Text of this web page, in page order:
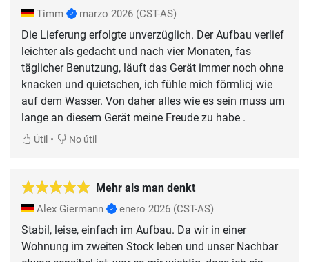
Timm marzo 2026 (CST-AS)
Die Lieferung erfolgte unverzüglich. Der Aufbau verlief
leichter als gedacht und nach vier Monaten, fas
täglicher Benutzung, läuft das Gerät immer noch ohne
knacken und quietschen, ich fühle mich förmlicj wie
auf dem Wasser. Von daher alles wie es sein muss um
lange an diesem Gerät meine Freude zu habe .
Útil • No útil
Mehr als man denkt
Alex Giermann enero 2026 (CST-AS)
Stabil, leise, einfach im Aufbau. Da wir in einer
Wohnung im zweiten Stock leben und unser Nachbar